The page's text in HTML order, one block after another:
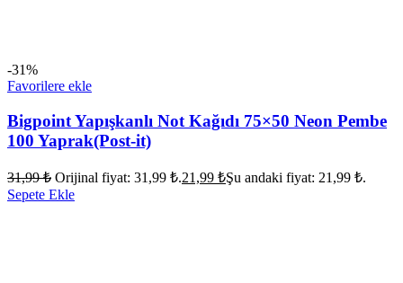
-31%
Favorilere ekle
Bigpoint Yapışkanlı Not Kağıdı 75×50 Neon Pembe
100 Yaprak(Post-it)
31,99₺ Orijinal fiyat: 31,99 ₺.21,99 ₺Şu andaki fiyat: 21,99 ₺.
Sepete Ekle